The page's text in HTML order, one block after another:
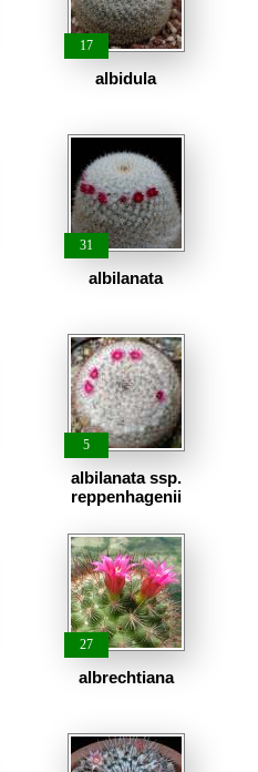
17
albidula
31
albilanata
5
albilanata ssp.
reppenhagenii
27
albrechtiana